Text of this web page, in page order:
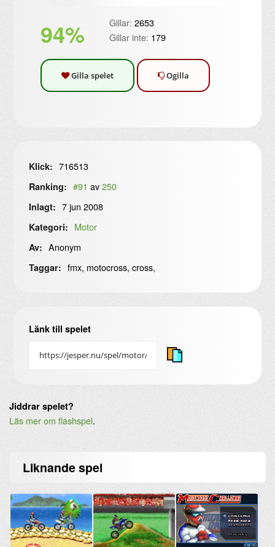
94% Gillar: 2653
Gillar inte: 179
Gilla spelet Ogilla
Klick: 716513
Ranking: #91 av250
Inlagt: 7 jun 2008
Kategori: Motor
Av: Anonym
Taggar: fmx, motocross, cross,
Länk till spelet
Jiddrar spelet?
Läs mer om flashspel.
Liknandespel